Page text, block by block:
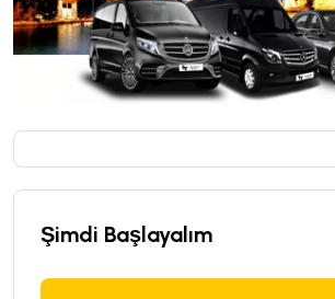
Şimdi Başlayalım